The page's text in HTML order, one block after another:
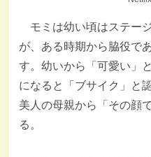
モミは幼い頃はステー
が、ある時期から脇役で
す。幼いから「可愛い」
になると「ブサイク」と
美人の母親から「その顔
る。